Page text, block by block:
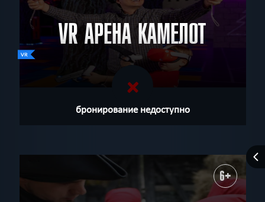
VR АРЕНА КАМЕЛОТ
бронирование недоступно
6+